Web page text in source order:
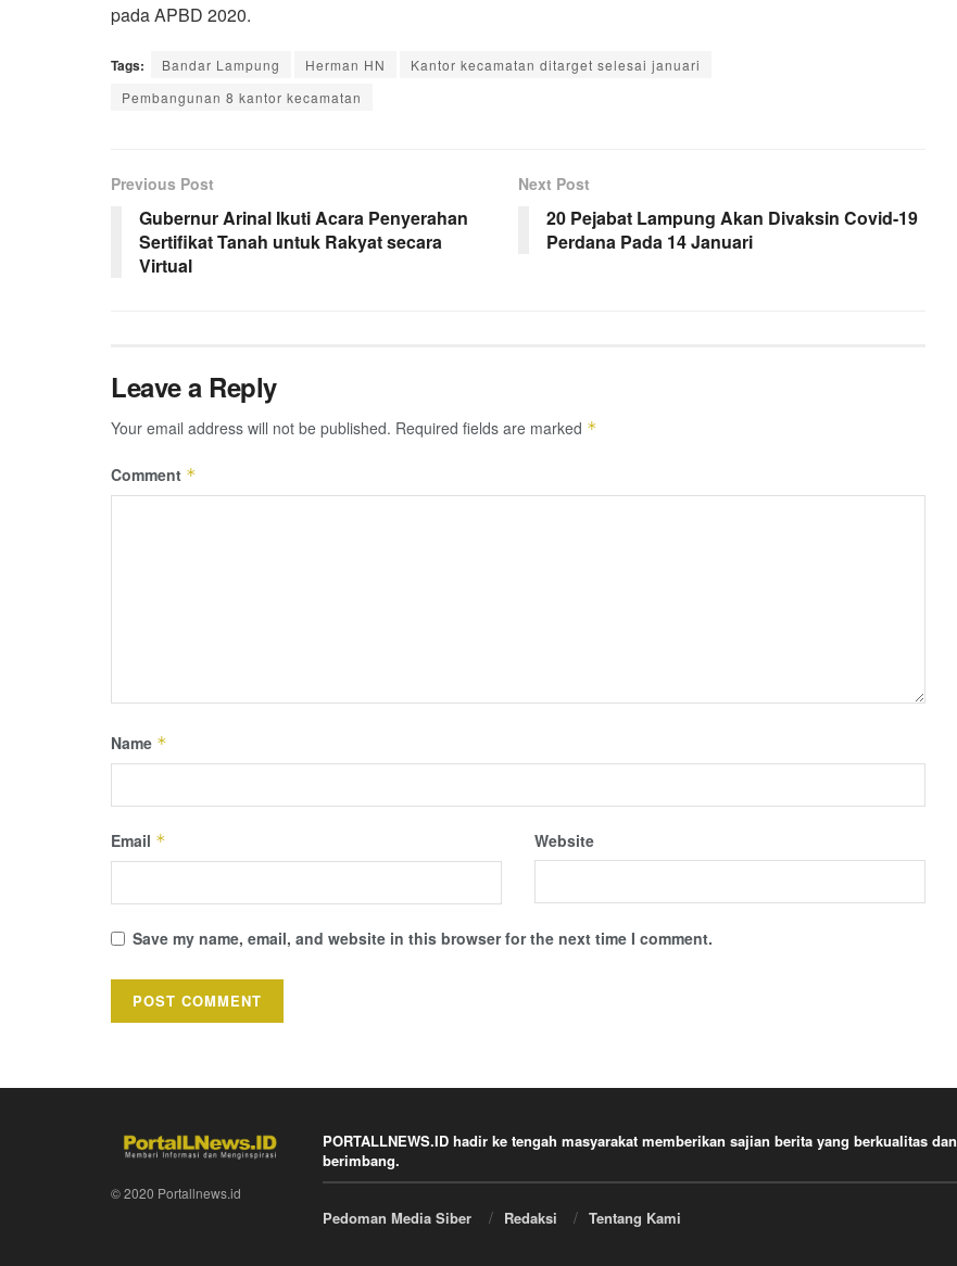
pada APBD 2020.
Tags: Bandar Lampung Herman HN
Kantor kecamatan ditarget selesai januari
Pembangunan 8 kantor kecamatan
Previous Post
Gubernur Arinal Ikuti Acara Penyerahan
Sertifikat Tanah untuk Rakyat secara
Virtual
Next Post
20 Pejabat Lampung Akan Divaksin Covid-19
Perdana Pada 14 Januari
Leave a Reply
Your email address will not be published. Required fields are marked *
Comment *
Name *
Email * Website
Save my name, email, and website in this browser for the next time I comment.
© 2020 Portallnews.id
PORTALLNEWS.ID hadir ke tengah masyarakat memberikan sajian berita yang berkualitas dan
berimbang.
Pedoman Media Siber Redaksi Tentang Kami